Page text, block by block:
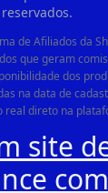
reservados.
de Afiliados da
que geram
dos
na data de
real direto na
site